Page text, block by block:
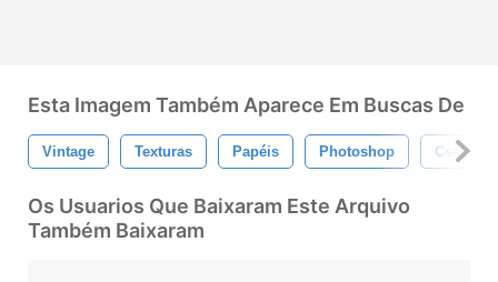
Esta Imagem Também Aparece Em Buscas De
Vintage Texturas Papéis Photoshop Cs4
Os Usuarios Que Baixaram Este Arquivo
Também Baixaram